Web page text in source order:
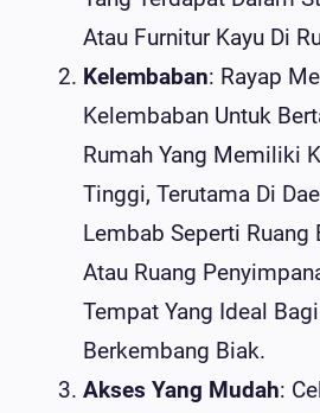
Atau Furnitur Kayu Di
Kelembaban: Rayap
Kelembaban Untuk
Rumah Yang Memiliki
Tinggi, Terutama Di
Lembab Seperti Ruang
Atau Ruang
Tempat Yang Ideal
Berkembang Biak.
Akses Yang Mudah: